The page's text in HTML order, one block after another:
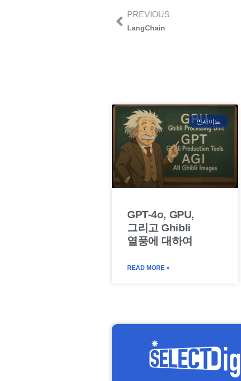
PREVIOUS
LangChain
인사이트
GPT-4o, GPU,
그리고 Ghibli
열풍에 대하여
READ MORE »